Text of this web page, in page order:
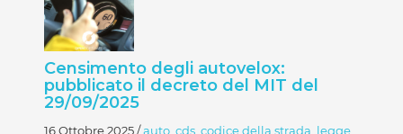
Censimento degli autovelox:
pubblicato il decreto del MIT del
29/09/2025
16 Ottobre 2025/auto cds codice della strada legge